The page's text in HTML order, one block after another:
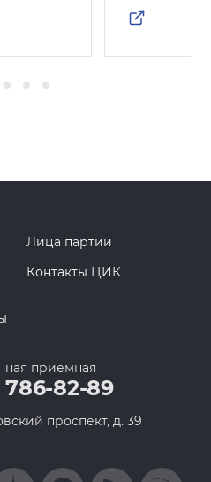
Лица партии
Контакты ЦИК
приемная
786-82-89
проспект, д. 39